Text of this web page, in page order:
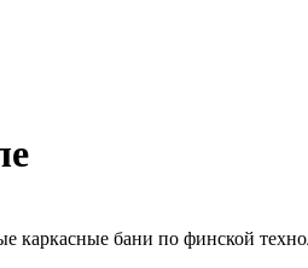
каркасные бани по финской